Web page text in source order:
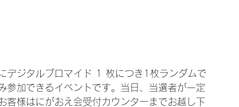
デジタルブロマイド 1 枚につき1枚ランダムで
参加できるイベントです。当日、当選者が一定
客様はにがおえ会受付カウンターまでお越し下